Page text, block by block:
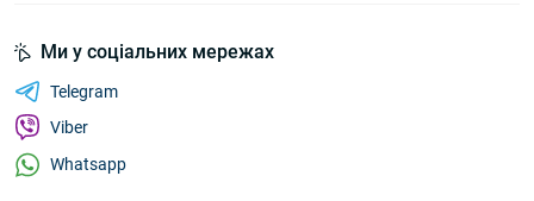
Ми у соціальних мережах
Telegram
Viber
Whatsapp